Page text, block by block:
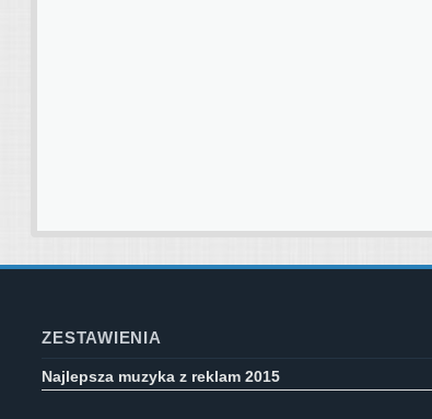
ZESTAWIENIA
Najlepsza muzyka z reklam 2015